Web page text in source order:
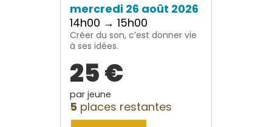
mercredi 26 août 2026
14h00 → 15h00
Créer du son, c’est donner vie
à ses idées.
25 €
par jeune
5 places restantes